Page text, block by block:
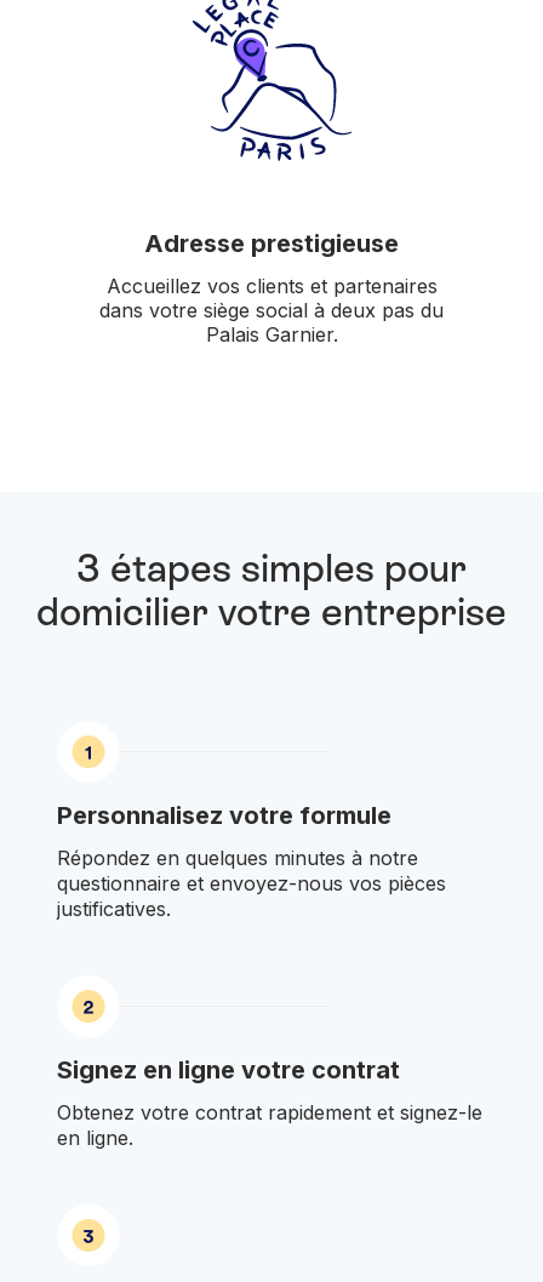
Adresse prestigieuse
Accueillez vos clients et partenaires
dans votre siège social à deux pas du
Palais Garnier.
3 étapes simples pour
domicilier votre entreprise
Personnalisez votre formule
Répondez en quelques minutes à notre
questionnaire et envoyez-nous vos pièces
justificatives.
Signez en ligne votre contrat
Obtenez votre contrat rapidement et signez-le
en ligne.